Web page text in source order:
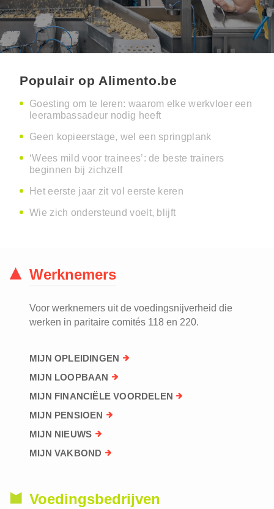
Populair op Alimento.be
Goesting om te leren: waarom elke werkvloer een
leerambassadeur nodig heeft
Geen kopieerstage, wel een springplank
‘Wees mild voor trainees’: de beste trainers
beginnen bij zichzelf
Het eerste jaar zit vol eerste keren
Wie zich ondersteund voelt, blijft
Werknemers
Voor werknemers uit de voedingsnijverheid die
werken in paritaire comités 118 en 220.
MIJN OPLEIDINGEN
MIJN LOOPBAAN
MIJN FINANCIËLE VOORDELEN
MIJN PENSIOEN
MIJN NIEUWS
MIJN VAKBOND
Voedingsbedrijven